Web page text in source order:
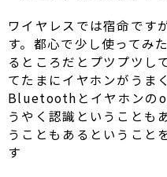
ワイヤレスでは宿命です
す。都心で少し使ってみ
るところだとプツプツし
てたまにイヤホンがうま
Bluetoothとイヤホンの
うやく認識ということも
うこともあるということ
す